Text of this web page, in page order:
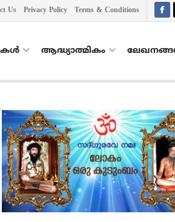
Us Privacy Policy Terms & Conditions
ആദ്ധ്യാത്മികം